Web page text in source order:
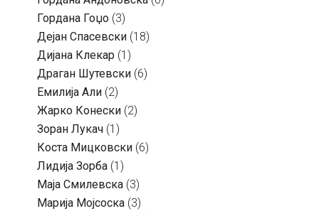
Гордана Гоџо (3)
Дејан Спасевски (18)
Дијана Клекар (1)
Драган Шутевски (6)
Емилија Али (2)
Жарко Конески (2)
Зоран Лукач (1)
Коста Мицковски (6)
Лидија Зорба (1)
Маја Смилевска (3)
Марија Мојсоска (3)